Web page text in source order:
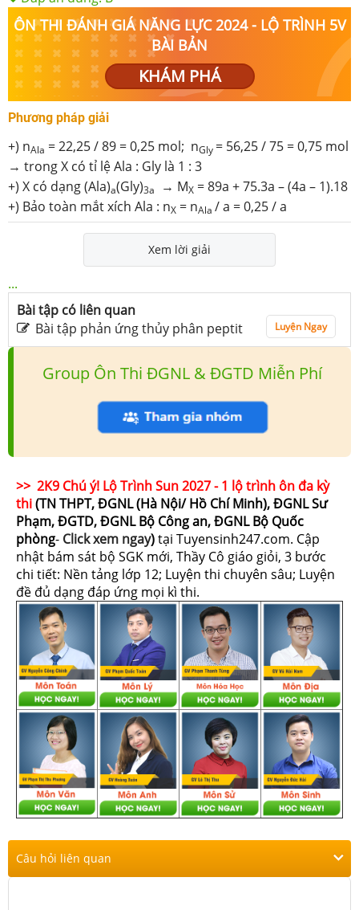
ÔN THI ĐÁNH GIÁ NĂNG LỰC 2024 - LỘ TRÌNH 5V
BÀI BẢN
KHÁM PHÁ
Phương pháp giải
+) nAla = 22,25 / 89 = 0,25 mol; nGly = 56,25 / 75 = 0,75 mol
→ trong X có tỉ lệ Ala : Gly là 1 : 3
+) X có dạng (Ala)a(Gly)3a → MX = 89a + 75.3a – (4a – 1).18
+) Bảo toàn mắt xích Ala : nX = nAla / a = 0,25 / a
Xem lời giải
...
Bài tập có liên quan
Bài tập phản ứng thủy phân peptit
Luyện Ngay
Group Ôn Thi ĐGNL & ĐGTD Miễn Phí
>> 2K9 Chú ý! Lộ Trình Sun 2027 - 1 lộ trình ôn đa kỳ
thi(TN THPT, ĐGNL (Hà Nội/ Hồ Chí Minh), ĐGNL Sư
Phạm, ĐGTD, ĐGNL Bộ Công an, ĐGNL Bộ Quốc
phòng- Click xem ngay)tại Tuyensinh247.com. Cập
nhật bám sát bộ SGK mới, Thầy Cô giáo giỏi, 3 bước
chi tiết: Nền tảng lớp 12; Luyện thi chuyên sâu; Luyện
đề đủ dạng đáp ứng mọi kì thi.
Câu hỏi liên quan